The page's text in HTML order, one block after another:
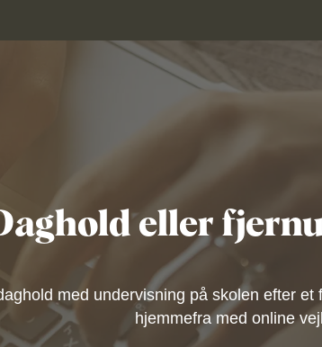
eller
med undervisning på skolen efter
hjemmefra med online